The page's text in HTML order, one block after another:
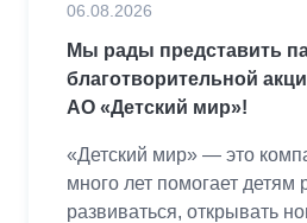
волонтерами проекта!
ребятам познакомиться с
профессиями,
принять участие в
Мы рады представить
благотворительной
АО «Детский мир»!
06.08.2026
«Детский мир» — это
много лет помогает детям
развиваться, открывать